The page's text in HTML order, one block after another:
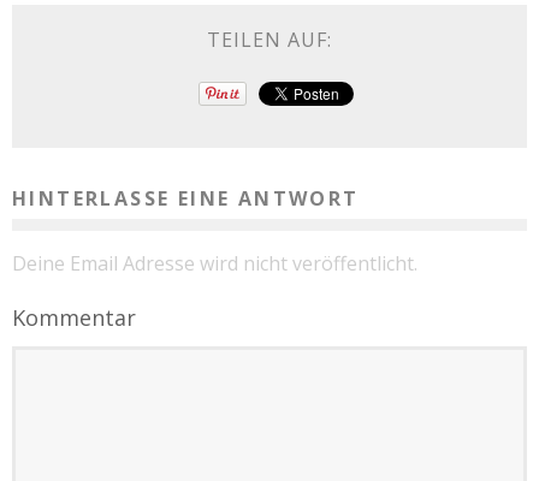
TEILEN AUF:
HINTERLASSE EINE ANTWORT
Deine Email Adresse wird nicht veröffentlicht.
Kommentar